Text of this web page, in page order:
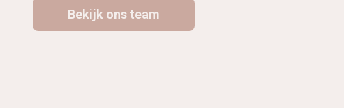
Bekijk ons team